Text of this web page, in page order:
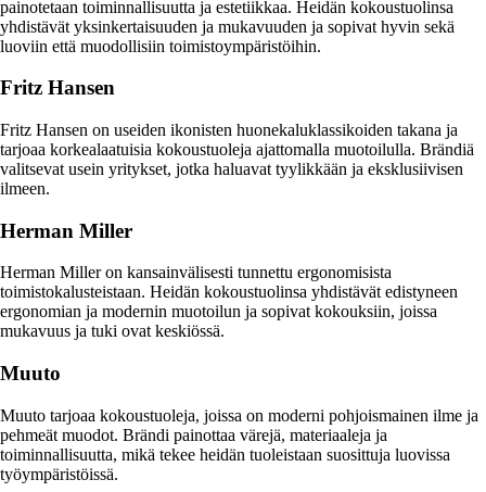
painotetaan toiminnallisuutta ja estetiikkaa. Heidän kokoustuolinsa
yhdistävät yksinkertaisuuden ja mukavuuden ja sopivat hyvin sekä
luoviin että muodollisiin toimistoympäristöihin.
Fritz Hansen
Fritz Hansen on useiden ikonisten huonekaluklassikoiden takana ja
tarjoaa korkealaatuisia kokoustuoleja ajattomalla muotoilulla. Brändiä
valitsevat usein yritykset, jotka haluavat tyylikkään ja eksklusiivisen
ilmeen.
Herman Miller
Herman Miller on kansainvälisesti tunnettu ergonomisista
toimistokalusteistaan. Heidän kokoustuolinsa yhdistävät edistyneen
ergonomian ja modernin muotoilun ja sopivat kokouksiin, joissa
mukavuus ja tuki ovat keskiössä.
Muuto
Muuto tarjoaa kokoustuoleja, joissa on moderni pohjoismainen ilme ja
pehmeät muodot. Brändi painottaa värejä, materiaaleja ja
toiminnallisuutta, mikä tekee heidän tuoleistaan suosittuja luovissa
työympäristöissä.